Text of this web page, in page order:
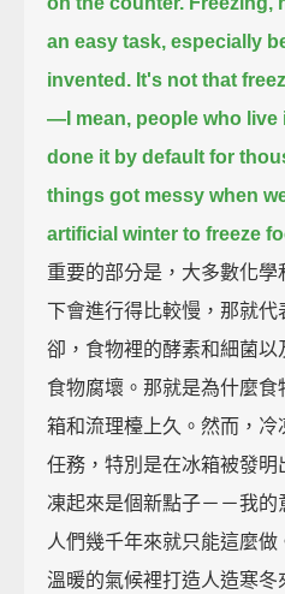
an easy task, especially
invented. It's not that
— I mean, people who
done it by default for
things got messy when
artificial winter to freeze
重要的部分是，大多數化
下會進行得比較慢，那就
卻，食物裡的酵素和細菌
食物腐壞。那就是為什麼
箱和流理檯上久。然而，
任務，特別是在冰箱被發
凍起來是個新點子－－我
人們幾千年來就只能這麼
溫暖的氣候裡打造人造寒